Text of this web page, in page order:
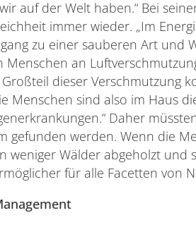
auf der Welt haben.“ Bei
immer wieder. „Im
zu einer sauberen Art und
Menschen an
dieser Verschmutzung
Menschen sind also im Haus
Daher
gefunden werden. Wenn die
weniger Wälder abgeholzt und
für alle Facetten von